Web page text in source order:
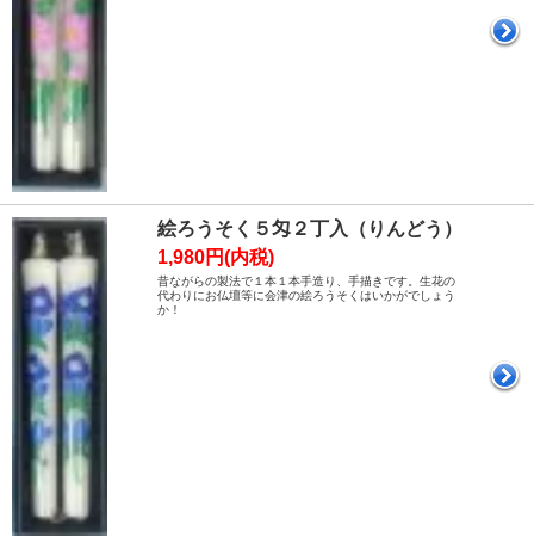
絵ろうそく５匁２丁入（りんどう）
1,980円(内税)
昔ながらの製法で１本１本手造り、手描きです。生花の
代わりにお仏壇等に会津の絵ろうそくはいかがでしょう
か！